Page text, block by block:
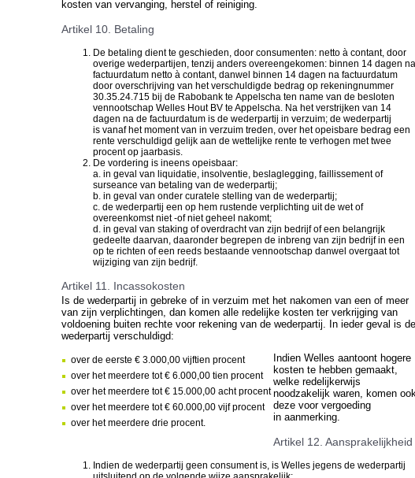
kosten van vervanging, herstel of reiniging.
Artikel 10. Betaling
De betaling dient te geschieden, door consumenten: netto à contant, door
overige wederpartijen, tenzij anders overeengekomen: binnen 14 dagen na
factuurdatum netto à contant, danwel binnen 14 dagen na factuurdatum
door overschrijving van het verschuldigde bedrag op rekeningnummer
30.35.24.715 bij de Rabobank te Appelscha ten name van de besloten
vennootschap Welles Hout BV te Appelscha. Na het verstrijken van 14
dagen na de factuurdatum is de wederpartij in verzuim; de wederpartij
is vanaf het moment van in verzuim treden, over het opeisbare bedrag een
rente verschuldigd gelijk aan de wettelijke rente te verhogen met twee
procent op jaarbasis.
De vordering is ineens opeisbaar:
a. in geval van liquidatie, insolventie, beslaglegging, faillissement of
surseance van betaling van de wederpartij;
b. in geval van onder curatele stelling van de wederpartij;
c. de wederpartij een op hem rustende verplichting uit de wet of
overeenkomst niet -of niet geheel nakomt;
d. in geval van staking of overdracht van zijn bedrijf of een belangrijk
gedeelte daarvan, daaronder begrepen de inbreng van zijn bedrijf in een
op te richten of een reeds bestaande vennootschap danwel overgaat tot
wijziging van zijn bedrijf.
Artikel 11. Incassokosten
Is de wederpartij in gebreke of in verzuim met het nakomen van een of meer
van zijn verplichtingen, dan komen alle redelijke kosten ter verkrijging van
voldoening buiten rechte voor rekening van de wederpartij. In ieder geval is de
wederpartij verschuldigd:
over de eerste € 3.000,00 vijftien procent
over het meerdere tot € 6.000,00 tien procent
over het meerdere tot € 15.000,00 acht procent
over het meerdere tot € 60.000,00 vijf procent
over het meerdere drie procent.
Indien Welles aantoont hogere
kosten te hebben gemaakt,
welke redelijkerwijs
noodzakelijk waren, komen
deze voor vergoeding
in aanmerking.
Artikel 12. Aansprakelijkheid
Indien de wederpartij geen consument is, is Welles jegens de wederpartij